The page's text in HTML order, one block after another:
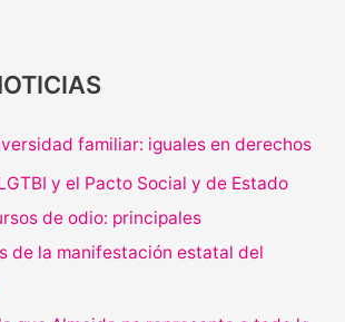
familiar: iguales en derechos
y el Pacto Social y de Estado
de odio: principales
de la manifestación estatal del